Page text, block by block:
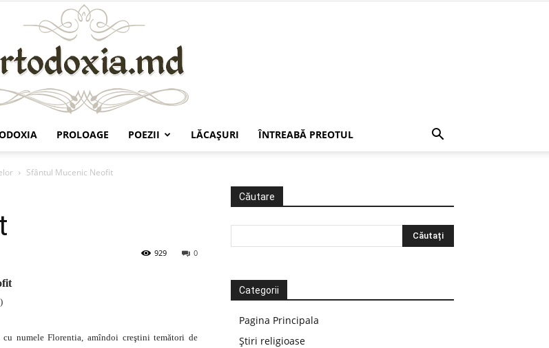
PROLOAGE POEZII LĂCAŞURI ÎNTREABĂ PREOTUL
Sfântul Mucenic Neofit
0
929
numele Florentia, amîndoi creştini temători de
Căutare
Categorii
Pagina Principala
Știri religioase